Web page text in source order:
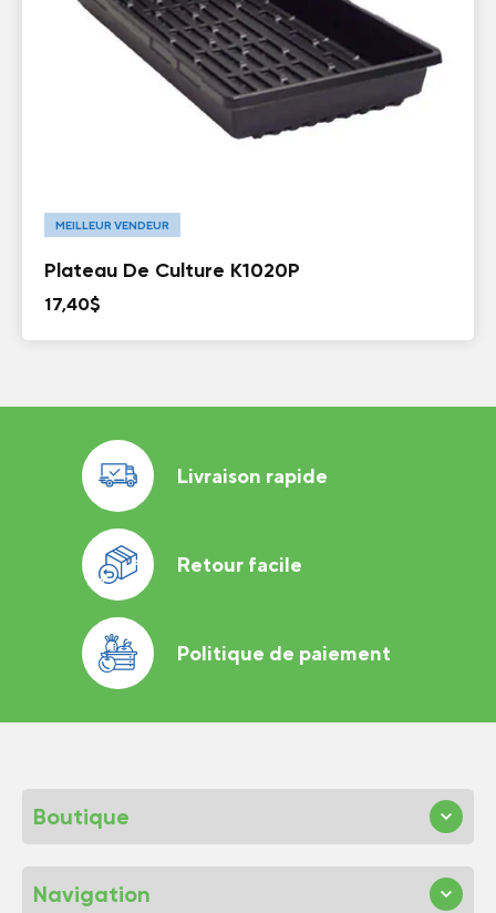
MEILLEUR VENDEUR
Plateau De Culture K1020P
17,40$
Livraison rapide
Retour facile
Politique de paiement
Boutique
Navigation